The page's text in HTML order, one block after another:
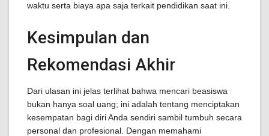
waktu serta biaya apa saja terkait pendidikan saat ini.
Kesimpulan dan
Rekomendasi Akhir
Dari ulasan ini jelas terlihat bahwa mencari beasiswa
bukan hanya soal uang; ini adalah tentang menciptakan
kesempatan bagi diri Anda sendiri sambil tumbuh secara
personal dan profesional. Dengan memahami